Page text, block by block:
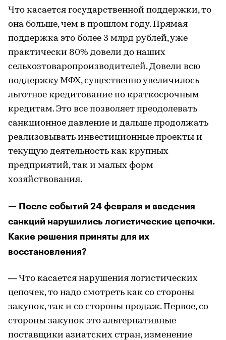
Что касается государственной поддержки, то
она больше, чем в прошлом году. Прямая
поддержка это более 3 млрд рублей, уже
практически 80% довели до наших
сельхозтоваропроизводителей. Довели всю
поддержку МФХ, существенно увеличилось
льготное кредитование по краткосрочным
кредитам. Это все позволяет преодолевать
санкционное давление и дальше продолжать
реализовывать инвестиционные проекты и
текущую деятельность как крупных
предприятий, так и малых форм
хозяйствования.
— После событий 24 февраля и введения
санкций нарушились логистические цепочки.
Какие решения приняты для их
восстановления?
— Что касается нарушения логистических
цепочек, то надо смотреть как со стороны
закупок, так и со стороны продаж. Первое, со
стороны закупок это альтернативные
поставщики азиатских стран, изменение